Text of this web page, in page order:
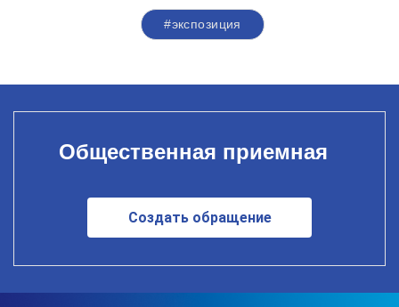
#экспозиция
Общественная приемная
Создать обращение